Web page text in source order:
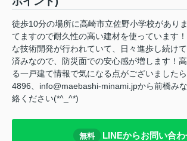
徒歩10分の場所に高崎市立佐野小学校があり
てますので耐久性の高い建材を使っています
な技術開発が行われていて、日々進歩し続け
済みなので、防災面での安心感が増します！
る一戸建て情報で気になる点がございました
4896、info@maebashi-minami.jpから前橋み
絡ください(*^_^*)
無料 LINEからお問い合わ